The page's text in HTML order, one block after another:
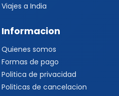
Viajes a India
Informacion
Quienes somos
Formas de pago
Politica de privacidad
Politicas de cancelacion